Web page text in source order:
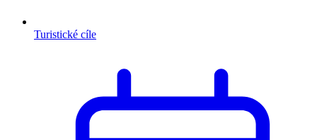
Turistické cíle